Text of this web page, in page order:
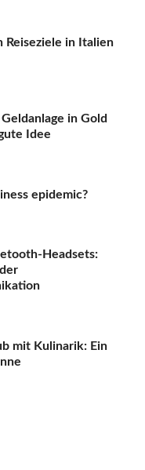
Reiseziele in Italien
in Gold
Idee
epidemic?
Headsets:
mit Kulinarik: Ein